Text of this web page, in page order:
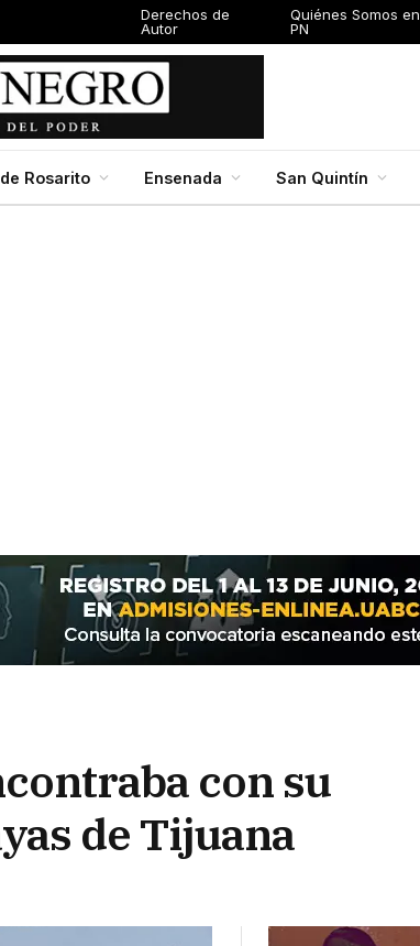
Derechos de
Autor
Quiénes Somos en
PN
Rosarito Ensenada San Quintín
con su
de Tijuana